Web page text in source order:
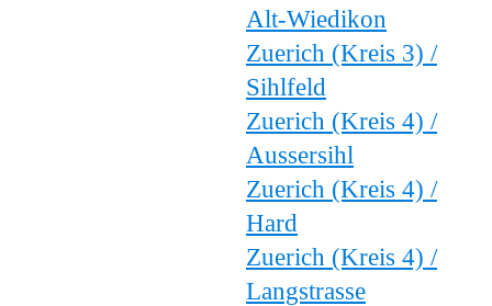
Alt-Wiedikon
Zuerich (Kreis 3) /
Sihlfeld
Zuerich (Kreis 4) /
Aussersihl
Zuerich (Kreis 4) /
Hard
Zuerich (Kreis 4) /
Langstrasse